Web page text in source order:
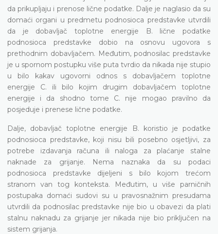
da prikupljaju i prenose lične podatke. Dalje je naglasio da su
domaći organi u predmetu podnosioca predstavke utvrdili
da je dobavljač toplotne energije B. lične podatke
podnosioca predstavke dobio na osnovu ugovora s
prethodnim dobavljačem. Međutim, podnosilac predstavke
je u spornom postupku više puta tvrdio da nikada nije stupio
u bilo kakav ugovorni odnos s dobavljačem toplotne
energije C. ili bilo kojim drugim dobavljačem toplotne
energije i da shodno tome C. nije mogao pravilno da
posjeduje i prenese lične podatke.
Dalje, dobavljač toplotne energije B. koristio je podatke
podnosioca predstavke, koji nisu bili posebno osjetljivi, za
potrebe izdavanja računa ili naloga za plaćanje stalne
naknade za grijanje. Nema naznaka da su podaci
podnosioca predstavke dijeljeni s bilo kojom trećom
stranom van tog konteksta. Međutim, u više parničnih
postupaka domaći sudovi su u pravosnažnim presudama
utvrdili da podnosilac predstavke nije bio u obavezi da plati
stalnu naknadu za grijanje jer nikada nije bio priključen na
sistem grijanja.